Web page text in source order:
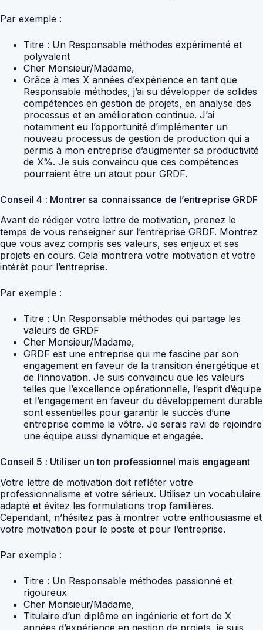
Par exemple :
Titre : Un Responsable méthodes expérimenté et
polyvalent
Cher Monsieur/Madame,
Grâce à mes X années d’expérience en tant que
Responsable méthodes, j’ai su développer de solides
compétences en gestion de projets, en analyse des
processus et en amélioration continue. J’ai
notamment eu l’opportunité d’implémenter un
nouveau processus de gestion de production qui a
permis à mon entreprise d’augmenter sa productivité
de X%. Je suis convaincu que ces compétences
pourraient être un atout pour GRDF.
Conseil 4 : Montrer sa connaissance de l’entreprise GRDF
Avant de rédiger votre lettre de motivation, prenez le
temps de vous renseigner sur l’entreprise GRDF. Montrez
que vous avez compris ses valeurs, ses enjeux et ses
projets en cours. Cela montrera votre motivation et votre
intérêt pour l’entreprise.
Par exemple :
Titre : Un Responsable méthodes qui partage les
valeurs de GRDF
Cher Monsieur/Madame,
GRDF est une entreprise qui me fascine par son
engagement en faveur de la transition énergétique et
de l’innovation. Je suis convaincu que les valeurs
telles que l’excellence opérationnelle, l’esprit d’équipe
et l’engagement en faveur du développement durable
sont essentielles pour garantir le succès d’une
entreprise comme la vôtre. Je serais ravi de rejoindre
une équipe aussi dynamique et engagée.
Conseil 5 : Utiliser un ton professionnel mais engageant
Votre lettre de motivation doit refléter votre
professionnalisme et votre sérieux. Utilisez un vocabulaire
adapté et évitez les formulations trop familières.
Cependant, n’hésitez pas à montrer votre enthousiasme et
votre motivation pour le poste et pour l’entreprise.
Par exemple :
Titre : Un Responsable méthodes passionné et
rigoureux
Cher Monsieur/Madame,
Titulaire d’un diplôme en ingénierie et fort de X
années d’expérience en gestion de projets, je suis